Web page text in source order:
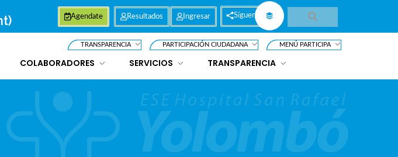
Agendate Resultados Ingresar Síguenos
TRANSPARENCIA PARTICIPACIÓN CIUDADANA MENÚ PARTICIPA
COLABORADORES SERVICIOS TRANSPARENCIA